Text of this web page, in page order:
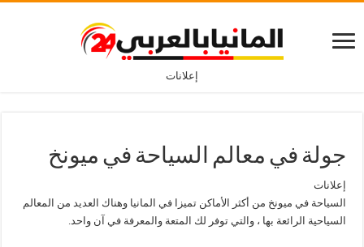
إعلانات
جولة في معالم السياحة في ميونخ
إعلانات
السياحة في ميونخ من أكثر الأماكن تميزا في المانيا وهناك العديد من المعالم
السياحية الرائعة بها ، والتي توفر لك المتعة والمعرفة في آن واحد.